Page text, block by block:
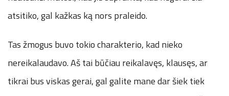
atsitiko, gal kažkas ką nors praleido.
Tas žmogus buvo tokio charakterio, kad nieko
nereikalaudavo. Aš tai būčiau reikalavęs, klausęs, ar
tikrai bus viskas gerai, gal galite mane dar šiek tiek